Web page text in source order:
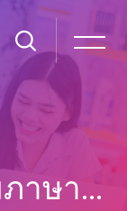
การเขียนโปรแกรมภาษาเชิงเหตุการณ์